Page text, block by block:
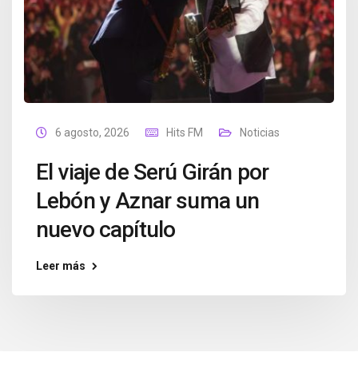
6 agosto, 2026 Hits FM Noticias
El viaje de Serú Girán por
Lebón y Aznar suma un
nuevo capítulo
Leer más